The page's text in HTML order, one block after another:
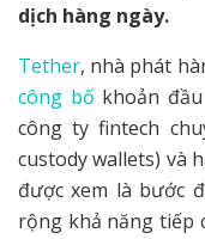
dịch hàng ngày.
Tether, nhà phát
công bố khoản
công ty fintech
custody wallets) và
được xem là bước
rộng khả năng tiếp